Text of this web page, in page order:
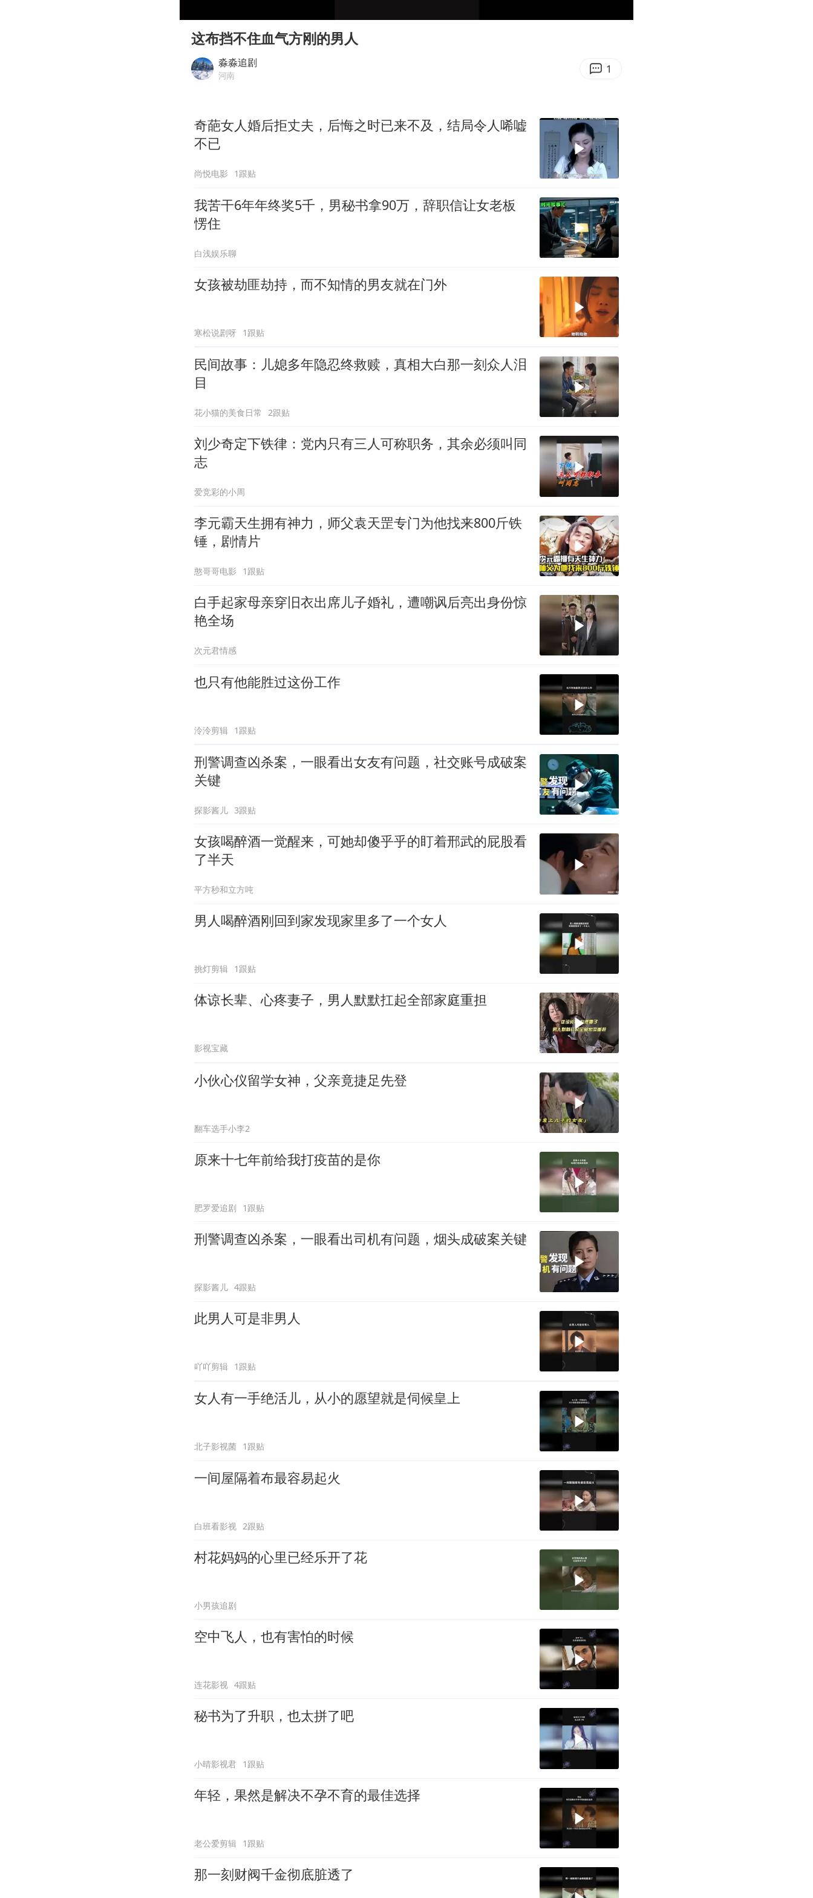
泰国：高度重视中国游客旅游体验
2025年小学教师减少13.19万
笔试第一被劝弃考涉事副校长被撤职
这布挡不住血气方刚的男人
淼淼追剧
河南 1
奇葩女人婚后拒丈夫，后悔之时已来不及，结局令人唏嘘
不已
尚悦电影 1跟贴
我苦干6年年终奖5千，男秘书拿90万，辞职信让女老板
愣住
白浅娱乐聊
女孩被劫匪劫持，而不知情的男友就在门外
寒松说剧呀 1跟贴
民间故事：儿媳多年隐忍终救赎，真相大白那一刻众人泪
目
花小猫的美食日常 2跟贴
刘少奇定下铁律：党内只有三人可称职务，其余必须叫同
志
爱竞彩的小周
李元霸天生拥有神力，师父袁天罡专门为他找来800斤铁
锤，剧情片
憨哥哥电影 1跟贴
白手起家母亲穿旧衣出席儿子婚礼，遭嘲讽后亮出身份惊
艳全场
次元君情感
也只有他能胜过这份工作
泠泠剪辑 1跟贴
刑警调查凶杀案，一眼看出女友有问题，社交账号成破案
关键
探影酱儿 3跟贴
女孩喝醉酒一觉醒来，可她却傻乎乎的盯着邢武的屁股看
了半天
平方秒和立方吨
男人喝醉酒刚回到家发现家里多了一个女人
挑灯剪辑 1跟贴
体谅长辈、心疼妻子，男人默默扛起全部家庭重担
影视宝藏
小伙心仪留学女神，父亲竟捷足先登
翻车选手小李2
原来十七年前给我打疫苗的是你
肥罗爱追剧 1跟贴
刑警调查凶杀案，一眼看出司机有问题，烟头成破案关键
探影酱儿 4跟贴
此男人可是非男人
吖吖剪辑 1跟贴
女人有一手绝活儿，从小的愿望就是伺候皇上
北子影视菌 1跟贴
一间屋隔着布最容易起火
白班看影视 2跟贴
村花妈妈的心里已经乐开了花
小男孩追剧
空中飞人，也有害怕的时候
连花影视 4跟贴
秘书为了升职，也太拼了吧
小晴影视君 1跟贴
年轻，果然是解决不孕不育的最佳选择
老公爱剪辑 1跟贴
那一刻财阀千金彻底脏透了